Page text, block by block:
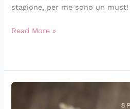
stagione, per me sono un must!
Read More »
Spaghetti